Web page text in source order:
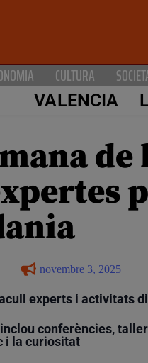
CULTURA
VALENCIA
novembre 3, 2025
experts i activitats
conferències,
i la curiositat